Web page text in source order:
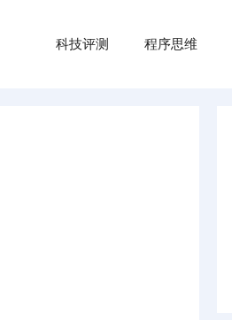
科技评测 程序思维